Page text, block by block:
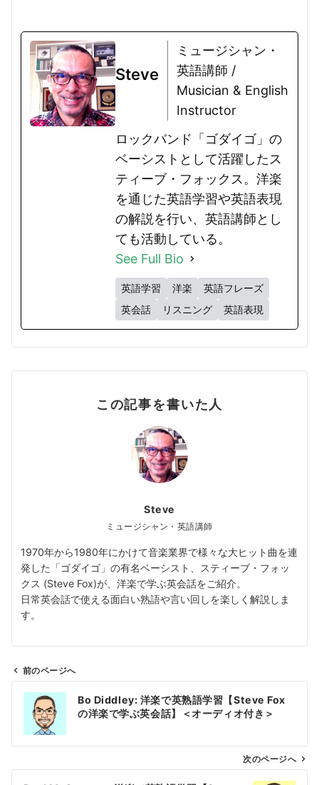
Steve
ミュージシャン・
英語講師 /
Musician & English
Instructor
ロックバンド「ゴダイゴ」の
ベーシストとして活躍したス
ティーブ・フォックス。洋楽
を通じた英語学習や英語表現
の解説を行い、英語講師とし
ても活動している。
See Full Bio
英語学習 洋楽
英語フレーズ
英会話
リスニング 英語表現
この記事を書いた人
Steve
ミュージシャン・英語講師
1970年から1980年にかけて音楽業界で様々な大ヒット曲を連
発した「ゴダイゴ」の有名ベーシスト、スティーブ・フォッ
クス (Steve Fox)が、洋楽で学ぶ英会話をご紹介。
日常英会話で使える面白い熟語や言い回しを楽しく解説しま
す。
前のページへ
Bo Diddley: 洋楽で英熟語学習【Steve Fox
の洋楽で学ぶ英会話】＜オーディオ付き＞
次のページへ